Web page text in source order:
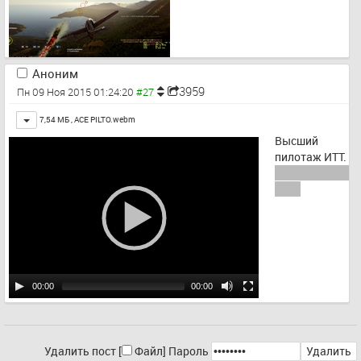
Аноним
Пн 09 Ноя 2015 01:24:20 3959
Toggle
7,54 МБ ,ACE PILTO.webm
00:00 00:00
Высший
пилотаж ИТТ.
Удалить пост [ Файл] Пароль